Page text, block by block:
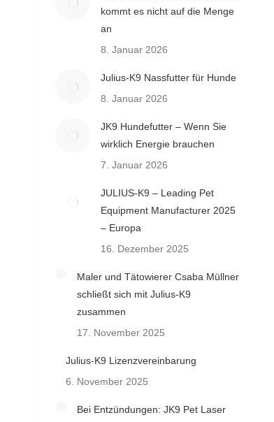
kommt es nicht auf die Menge
an
8. Januar 2026
Julius-K9 Nassfutter für Hunde
8. Januar 2026
JK9 Hundefutter – Wenn Sie
wirklich Energie brauchen
7. Januar 2026
JULIUS-K9 – Leading Pet
Equipment Manufacturer 2025
– Europa
16. Dezember 2025
Maler und Tätowierer Csaba Müllner
schließt sich mit Julius-K9
zusammen
17. November 2025
Julius-K9 Lizenzvereinbarung
6. November 2025
Bei Entzündungen: JK9 Pet Laser